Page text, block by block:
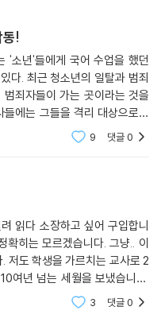
벌방을 오가며 형벌의 시간을
은 가정환경에서 자랐고, 형기
폭력을 당했다. 어린 나이에 공
단지 돌리기 등 다양한 노동의
삶의 신산함을 일찍 경험했다.
죄자들이지만 동시에 수치스러
닌 소년들이기도 하다.
하고, 간식을 준비하고, 시 엽
없을 때도 ‘왕자님 면회’를 통해
다정하고 친절하게 자신을 돌
고마움을 표하며 한결같이 다
기한다. 그만큼 이곳에서 만
알기 때문이다. 소년들은 이전
것이 불가능함을 알고 있다.
동!
'소년'들에게 국어 수업을 했던
다. 최근 청소년의 일탈과 범죄
죄자들이 가는 곳이라는 것을
에는 그들을 격리 대상으로만
신이 실제 만났던 '소년'들의 상
9 댓글0
읽다 소장하고 싶어 구입합니
모르겠습니다. 그냥.. 이
저도 학생을 가르치는 교사로 2
여년 넘는 세월을 보냈습니다.
고 내 학교에서 만난 소년들이
3 댓글0